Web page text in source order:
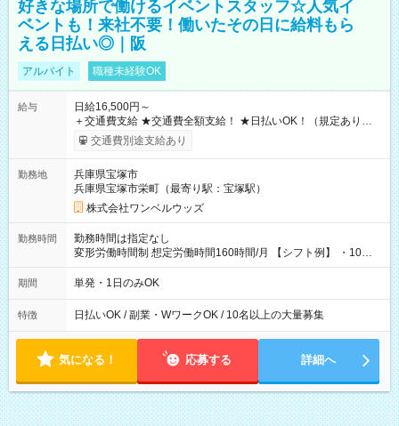
好きな場所で働けるイベントスタッフ☆人気イ
ベントも！来社不要！働いたその日に給料もら
える日払い◎｜阪
アルバイト 職種未経験OK
給与
日給16,500円～
＋交通費支給 ★交通費全額支給！ ★日払いOK！（規定あり） ┗
働いたその日に現金GET♪ お仕事後はコンビニATMから 日払
交通費別途支給あり
勤務地
兵庫県宝塚市
兵庫県宝塚市栄町（最寄り駅：宝塚駅）
株式会社ワンベルウッズ
勤務時間
勤務時間は指定なし
変形労働時間制 想定労働時間160時間/月 【シフト例】 ・10：
00～20：00
期間 単発・1日のみOK
特徴 日払いOK / 副業・WワークOK / 10名以上の大量募集
気になる！ 応募する 詳細へ